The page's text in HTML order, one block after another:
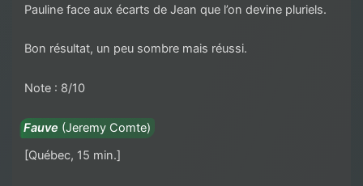
Pauline face aux écarts de Jean que l’on devine pluriels.
Bon résultat, un peu sombre mais réussi.
Note : 8/10
Fauve (Jeremy Comte)
[Québec, 15 min.]